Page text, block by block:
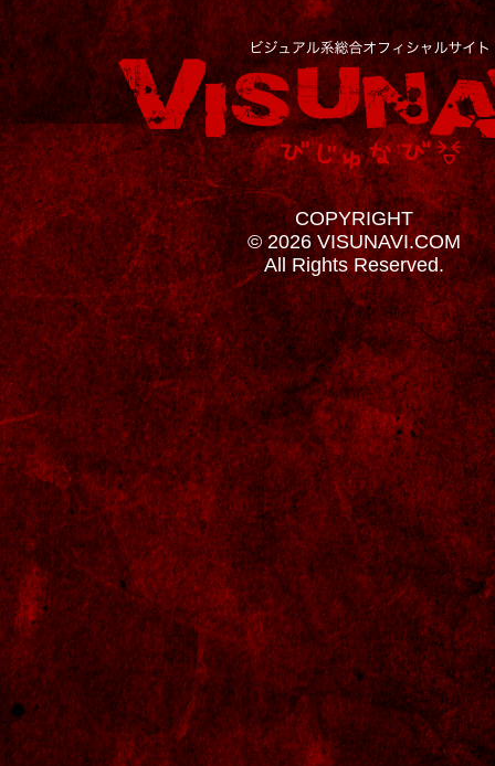
COPYRIGHT
© 2026 VISUNAVI.COM
All Rights Reserved.